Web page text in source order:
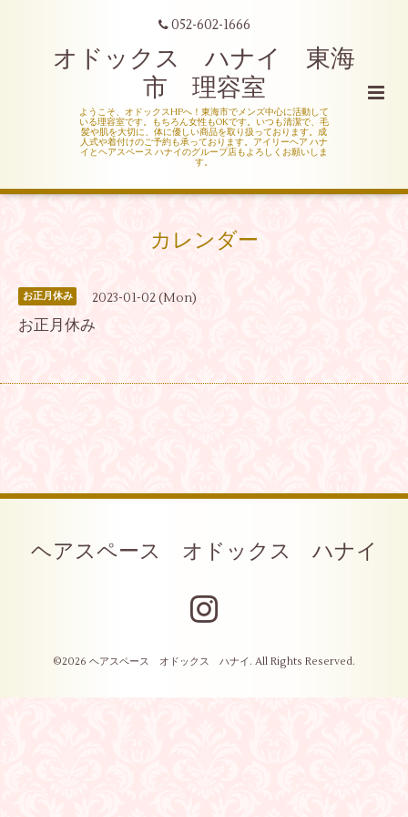
052-602-1666
オドックス ハナイ 東海
市 理容室
ようこそ、オドックスHPへ！東海市でメンズ中心に活動して
いる理容室です。もちろん女性もOKです。いつも清潔で、毛
髪や肌を大切に、体に優しい商品を取り扱っております。成
人式や着付けのご予約も承っております。アイリーヘア ハナ
イとヘアスペース ハナイのグループ店もよろしくお願いしま
す。
カレンダー
お正月休み 2023-01-02 (Mon)
お正月休み
ヘアスペース オドックス ハナイ
©2026 ヘアスペース オドックス ハナイ . All Rights Reserved.